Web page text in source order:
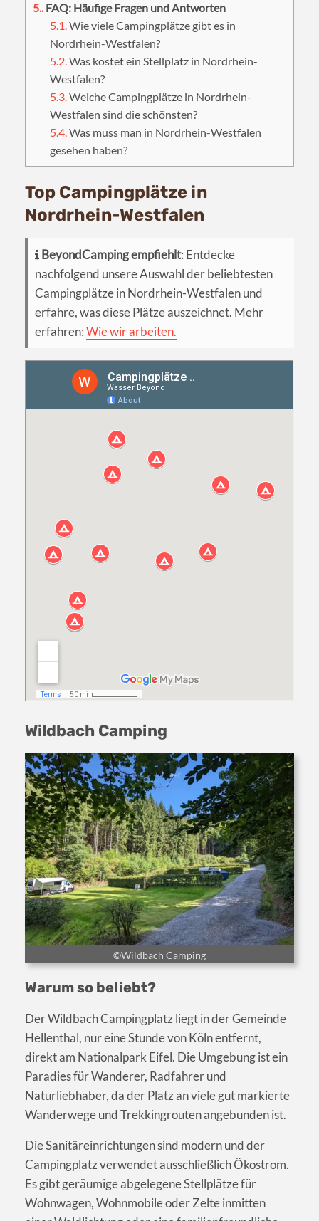
5.FAQ: Häufige Fragen und Antworten
5.1.Wie viele Campingplätze gibt es in
Nordrhein-Westfalen?
5.2.Was kostet ein Stellplatz in Nordrhein-
Westfalen?
5.3.Welche Campingplätze in Nordrhein-
Westfalen sind die schönsten?
5.4.Was muss man in Nordrhein-Westfalen
gesehen haben?
Top Campingplätze in
Nordrhein-Westfalen
BeyondCamping empfiehlt: Entdecke
nachfolgend unsere Auswahl der beliebtesten
Campingplätze in Nordrhein-Westfalen und
erfahre, was diese Plätze auszeichnet. Mehr
erfahren:Wie wir arbeiten.
Wildbach Camping
©Wildbach Camping
Warum so beliebt?
Der Wildbach Campingplatz liegt in der Gemeinde
Hellenthal, nur eine Stunde von Köln entfernt,
direkt am Nationalpark Eifel. Die Umgebung ist ein
Paradies für Wanderer, Radfahrer und
Naturliebhaber, da der Platz an viele gut markierte
Wanderwege und Trekkingrouten angebunden ist.
Die Sanitäreinrichtungen sind modern und der
Campingplatz verwendet ausschließlich Ökostrom.
Es gibt geräumige abgelegene Stellplätze für
Wohnwagen, Wohnmobile oder Zelte inmitten